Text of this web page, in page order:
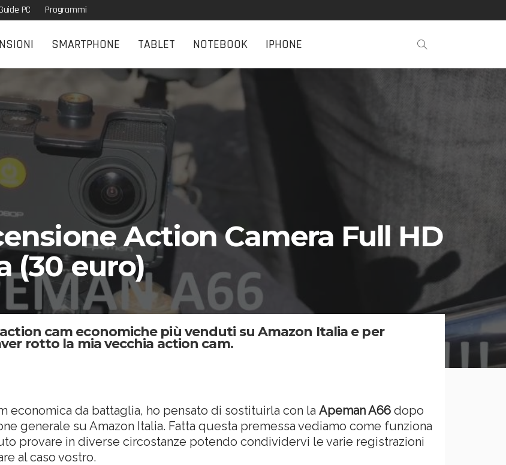
PC Programmi
SMARTPHONE TABLET NOTEBOOK IPHONE
Action Camera Full HD
(30 euro)
cam economiche più venduti su Amazon Italia e per
rotto la mia vecchia action cam.
economica da battaglia, ho pensato di sostituirla con la Apeman A66 dopo
generale su Amazon Italia. Fatta questa premessa vediamo come funziona
provare in diverse circostanze potendo condividervi le varie registrazioni
al caso vostro.